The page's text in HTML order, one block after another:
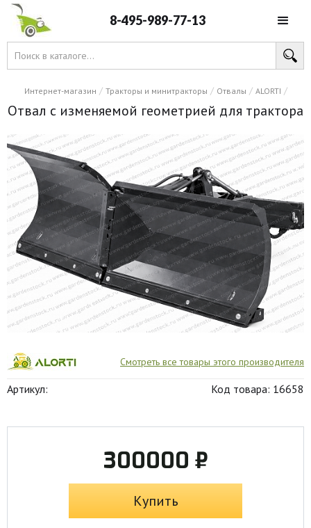
8-495-989-77-13
Интернет-магазин / Тракторы и минитракторы / Отвалы / ALORTI /
Отвал с изменяемой геометрией для трактора
Смотреть все товары этого производителя
Артикул: Код товара: 16658
300000 ₽
Купить